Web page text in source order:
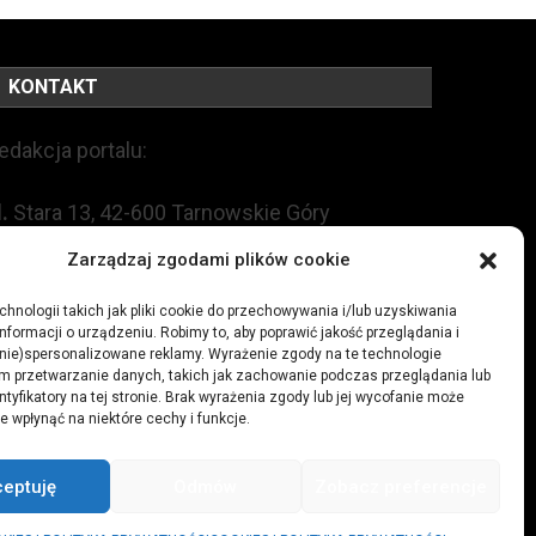
Zarządzaj zgodami plików cookie
takich jak pliki cookie do przechowywania i/lub uzyskiwania
o urządzeniu. Robimy to, aby poprawić jakość przeglądania i
reklamy. Wyrażenie zgody na te technologie
przetwarzanie danych, takich jak zachowanie podczas przeglądania lub
na tej stronie. Brak wyrażenia zgody lub jej wycofanie może
wpłynąć na niektóre cechy i funkcje.
KONTAKT
portalu:
Stara 13, 42-600 Tarnowskie Góry
+48 509 547 822
redakcja@czytamiwiem.pl
biuro@czytamiwiem.pl